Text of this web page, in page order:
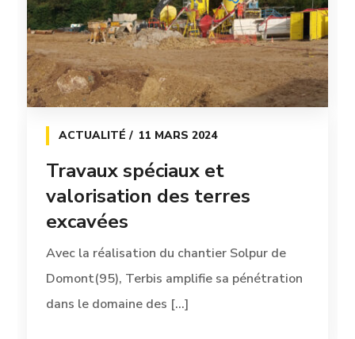
ACTUALITÉ 11 MARS 2024
Travaux spéciaux et
valorisation des terres
excavées
Avec la réalisation du chantier Solpur de
Domont(95), Terbis amplifie sa pénétration
dans le domaine des [...]